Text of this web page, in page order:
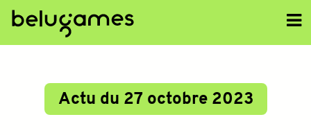
Actu du 27 octobre 2023